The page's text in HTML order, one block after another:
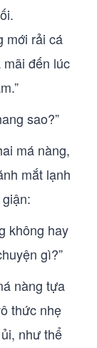
mới rải cá
đến lúc
sao?”
má nàng,
mắt lạnh
không hay
gì?”
nàng tựa
thức nhẹ
như thể